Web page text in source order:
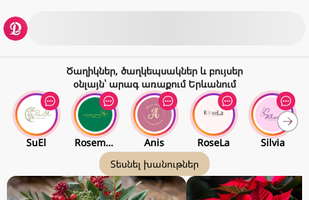
Ծաղիկներ, ծաղկեպսակներ և բույսեր
օնլայն՝ արագ առաքում Երևանում
SuEl Rosemarin Roses Anis RoseLa
Silvia
Տեսնել խանութներ